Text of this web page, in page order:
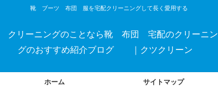
靴 ブーツ 布団 服を宅配クリーニングして長く愛用する
クリーニングのことなら靴 布団 宅配のクリーニン
グのおすすめ紹介ブログ ｜クツクリーン
ホーム サイトマップ